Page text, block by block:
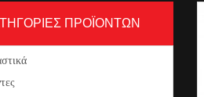
ΠΡΟΪΟΝΤΩΝ